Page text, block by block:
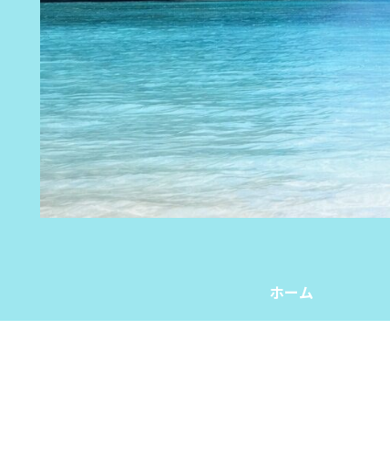
ホーム